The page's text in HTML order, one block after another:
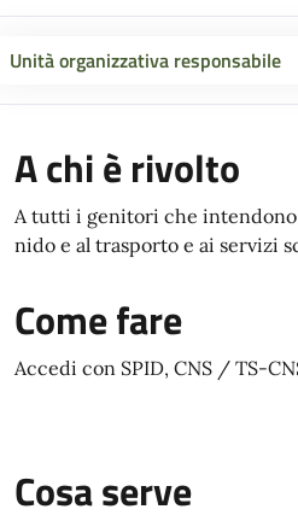
Unità organizzativa responsabile
A chi è rivolto
A tutti i genitori che
nido e al trasporto e ai servizi
Come fare
Accedi con SPID, CNS / TS-
Cosa serve